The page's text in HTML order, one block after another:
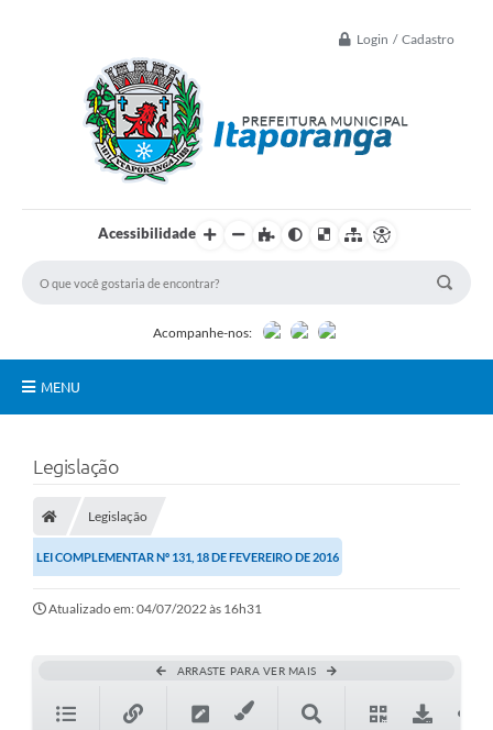
Login / Cadastro
Acessibilidade
Acompanhe-nos:
MENU
Controle Interno
Turismo
Publicações Oficiais
Cadastro de Artesãos
Legislação
Legislação
LEI COMPLEMENTAR Nº 131, 18 DE FEVEREIRO DE 2016
Atualizado em: 04/07/2022 às 16h31
ARRASTE PARA VER MAIS